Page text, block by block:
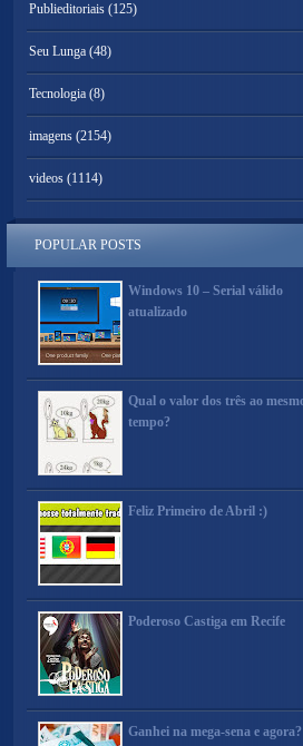
Publieditoriais (125)
Seu Lunga (48)
Tecnologia (8)
imagens (2154)
videos (1114)
POPULAR POSTS
Windows 10 – Serial válido
atualizado
Qual o valor dos três ao
tempo?
Feliz Primeiro de Abril :)
Poderoso Castiga em Recife
Ganhei na mega-sena e agora?